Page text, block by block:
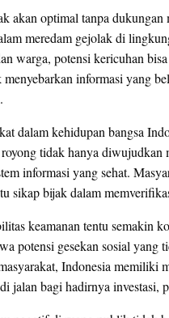
akan optimal tanpa
meredam gejolak di
warga, potensi kericuhan
informasi yang
dalam kehidupan bangsa
tidak hanya
informasi yang sehat.
sikap bijak dalam
keamanan tentu semakin
potensi gesekan sosial
Indonesia memiliki
jalan bagi hadirnya investasi,